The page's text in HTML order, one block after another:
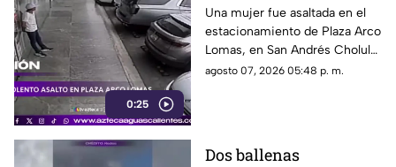
0:25
estacionamiento de
Plaza Arco Lomas
Una mujer fue asaltada en el
estacionamiento de Plaza Arco
Lomas, en San Andrés Cholula.
El ataque quedó registrado por
agosto 07, 2026 05:48 p. m.
Dos ballenas